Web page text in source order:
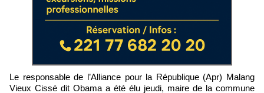
Le responsable de l’Alliance pour la République (Apr) Malang
Vieux Cissé dit Obama a été élu jeudi, maire de la commune